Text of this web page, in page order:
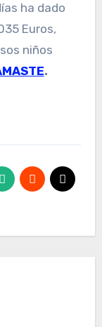
ha dado
Euros,
niños
.